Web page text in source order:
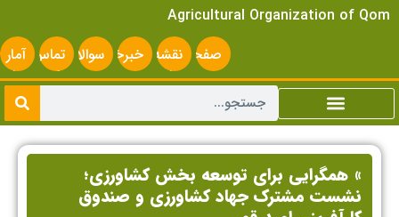
Agricultural Organization of Qom
صفحه
اصلی
نقشه
سایت
خبرخوانسوالات
متداول
تماس
با ما
آمار
» همگرایی برای توسعه بخش کشاورزی؛
نشست مشترک جهاد کشاورزی و صندوق